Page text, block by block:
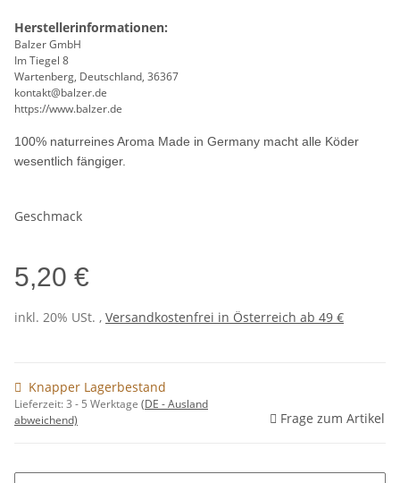
Herstellerinformationen:
Balzer GmbH
Im Tiegel 8
Wartenberg, Deutschland, 36367
kontakt@balzer.de
https://www.balzer.de
100% naturreines Aroma Made in Germany macht alle Köder
wesentlich fängiger.
Geschmack
5,20 €
inkl. 20% USt. , Versandkostenfrei in Österreich ab 49 €
Knapper Lagerbestand
Lieferzeit:3 - 5 Werktage (DE - Ausland
abweichend)
Frage zum Artikel